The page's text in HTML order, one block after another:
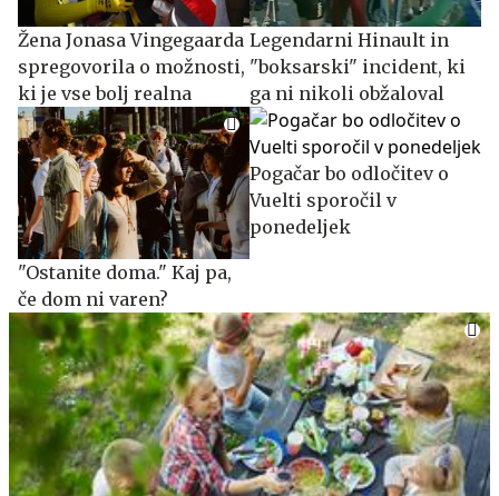
Žena Jonasa Vingegaarda
spregovorila o možnosti,
ki je vse bolj realna
Legendarni Hinault in
"boksarski" incident, ki
ga ni nikoli obžaloval
"Ostanite doma." Kaj pa,
če dom ni varen?
Pogačar bo odločitev o
Vuelti sporočil v
ponedeljek